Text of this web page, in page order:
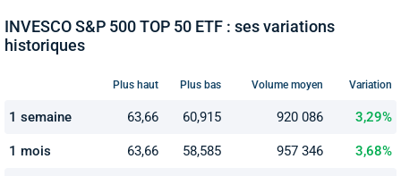
INVESCO S&P 500 TOP 50 ETF : ses variations
historiques
Plus haut Plus bas Volume moyen Variation
1 semaine 63,66 60,915 920 086 3,29%
1 mois 63,66 58,585 957 346 3,68%